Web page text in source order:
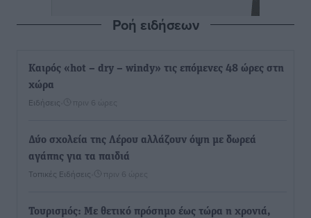
Ροή ειδήσεων
Καιρός «hot – dry – windy» τις επόμενες 48 ώρες στη
χώρα
Ειδήσεις πριν 6 ώρες
Δύο σχολεία της Λέρου αλλάζουν όψη με δωρεά
αγάπης για τα παιδιά
Τοπικές Ειδήσεις πριν 6 ώρες
Τουρισμός: Με θετικό πρόσημο έως τώρα η χρονιά,